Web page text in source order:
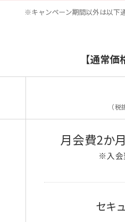
※キャンペーン期間以外は以下
【通常価
（
月会費2か
※入会
セキ